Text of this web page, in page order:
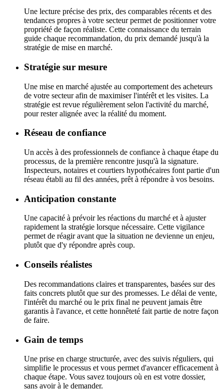
Une lecture précise des prix, des comparables récents et des
tendances propres à votre secteur permet de positionner votre
propriété de façon réaliste. Cette connaissance du terrain
guide chaque recommandation, du prix demandé jusqu'à la
stratégie de mise en marché.
Stratégie sur mesure
Une mise en marché ajustée au comportement des acheteurs
de votre secteur afin de maximiser l'intérêt et les visites. La
stratégie est revue régulièrement selon l'activité du marché,
pour rester alignée avec la réalité du moment.
Réseau de confiance
Un accès à des professionnels de confiance à chaque étape du
processus, de la première rencontre jusqu'à la signature.
Inspecteurs, notaires et courtiers hypothécaires font partie d'un
réseau établi au fil des années, prêt à répondre à vos besoins.
Anticipation constante
Une capacité à prévoir les réactions du marché et à ajuster
rapidement la stratégie lorsque nécessaire. Cette vigilance
permet de réagir avant que la situation ne devienne un enjeu,
plutôt que d'y répondre après coup.
Conseils réalistes
Des recommandations claires et transparentes, basées sur des
faits concrets plutôt que sur des promesses. Le délai de vente,
l'intérêt du marché ou le prix final ne peuvent jamais être
garantis à l'avance, et cette honnêteté fait partie de notre façon
de faire.
Gain de temps
Une prise en charge structurée, avec des suivis réguliers, qui
simplifie le processus et vous permet d'avancer efficacement à
chaque étape. Vous savez toujours où en est votre dossier,
sans avoir à le demander.